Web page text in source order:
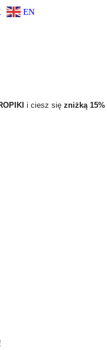
EN
i ciesz się zniżką 15%